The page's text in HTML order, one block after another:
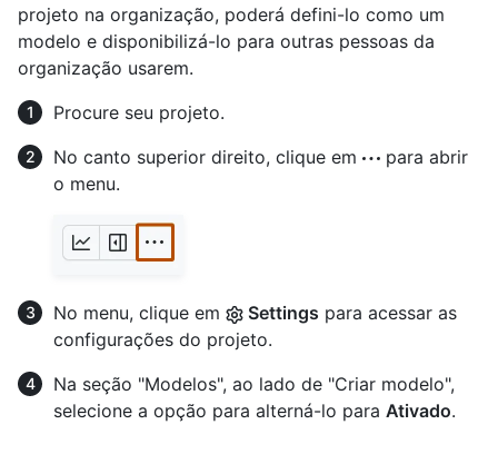
projeto na organização, poderá defini-lo como um
modelo e disponibilizá-lo para outras pessoas da
organização usarem.
Procure seu projeto.
No canto superior direito, clique em
para abrir
o menu.
No menu, clique em Settings para acessar as
configurações do projeto.
Na seção "Modelos", ao lado de "Criar modelo",
selecione a opção para alterná-lo para Ativado.